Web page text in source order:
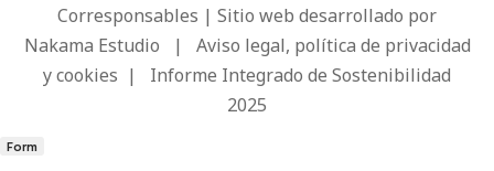
Corresponsables | Sitio web desarrollado por
Nakama Estudio | Aviso legal, política de privacidad
y cookies | Informe Integrado de Sostenibilidad
2025
Form